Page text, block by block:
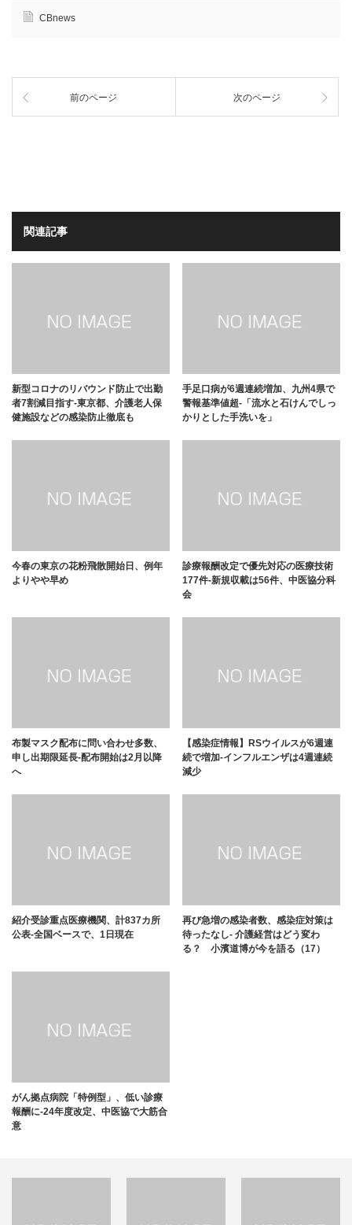
CBnews
前のページ 次のページ
関連記事
新型コロナのリバウンド防止で出勤
者7割減目指す-東京都、介護老人保
健施設などの感染防止徹底も
手足口病が6週連続増加、九州4県で
警報基準値超-「流水と石けんでしっ
かりとした手洗いを」
今春の東京の花粉飛散開始日、例年
よりやや早め
診療報酬改定で優先対応の医療技術
177件-新規収載は56件、中医協分科
会
布製マスク配布に問い合わせ多数、
申し出期限延長-配布開始は2月以降
へ
【感染症情報】RSウイルスが6週連
続で増加-インフルエンザは4週連続
減少
紹介受診重点医療機関、計837カ所
公表-全国ベースで、1日現在
再び急増の感染者数、感染症対策は
待ったなし- 介護経営はどう変わ
る？ 小濱道博が今を語る（17）
がん拠点病院「特例型」、低い診療
報酬に-24年度改定、中医協で大筋合
意